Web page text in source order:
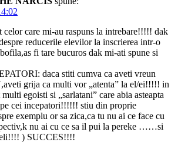
celor care mi-au raspuns la intrebare!!!!! dak
reducerile elevilor la inscrierea intr-o
fi tare bucuros dak mi-ati spune si
daca stiti cumva ca aveti vreun
grija ca multi vor „atenta” la el/ei!!!!! in
egoisti si „sarlatani” care abia asteapta
pe cei incepatori!!!!!! stiu din proprie
exemplu or sa zica,ca tu nu ai ce face cu
nu ai cu ce sa il pui la pereke ……si
) SUCCES!!!!